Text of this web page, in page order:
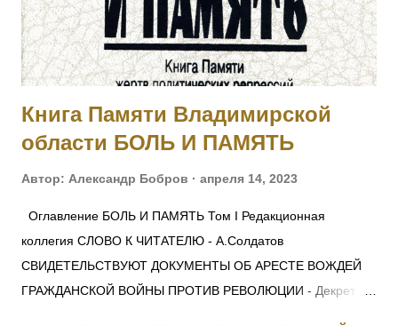
противника, с большим для него уроном. Произведен в
прапорщики за боевые отличия приказом
Главнокомандующего армиями Юго-Западного фронта No
Книга Памяти Владимирской
области БОЛЬ И ПАМЯТЬ
Автор: Александр Бобров апреля 14, 2023
Оглавление БОЛЬ И ПАМЯТЬ Том I Редакционная
коллегия СЛОВО К ЧИТАТЕЛЮ - А.Солдатов
СВИДЕТЕЛЬСТВУЮТ ДОКУМЕНТЫ ОБ АРЕСТЕ ВОЖДЕЙ
ГРАЖДАНСКОЙ ВОЙНЫ ПРОТИВ РЕВОЛЮЦИИ - Декрет